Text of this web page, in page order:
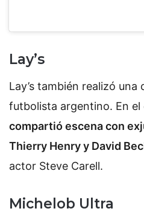
Lay’s
Lay’s también realizó una
futbolista argentino. En
compartió escena con
Thierry Henry y David
actor Steve Carell.
Michelob Ultra